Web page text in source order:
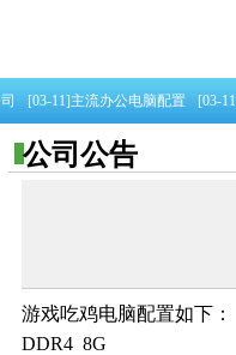
[03-11]主流办公电脑配置 [03-11]
公司公告
游戏吃鸡电脑配置如下
DDR4 8G